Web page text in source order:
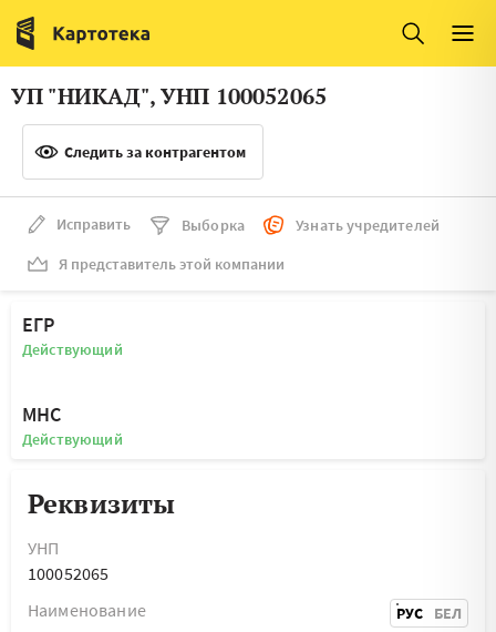
Италия
Люксембург
Литва
Нидерланды
УП "НИКАД", УНП 100052065
Следить за контрагентом
Исправить Выборка
Узнать учредителей
Я представитель этой компании
ЕГР
Действующий
МНС
Действующий
Реквизиты
УНП
100052065
Наименование
РУС БЕЛ